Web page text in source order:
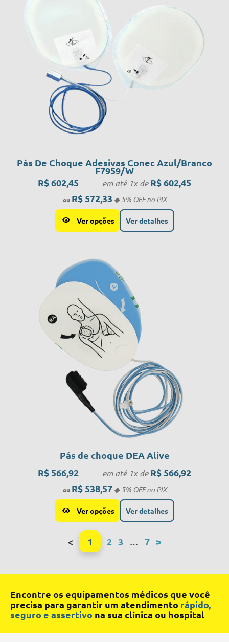
Pás De Choque Adesivas Conec Azul/Branco
F7959/W
R$602,45 em até 1x deR$602,45
R$572,33
Ver opções Ver detalhes
Pás de choque DEA Alive
R$ 566,92 em até 1x deR$ 566,92
R$538,57
Ver opções Ver detalhes
< 1 2 3 … 7 >
Encontre os equipamentos médicos que você
precisa para garantir um atendimento rápido,
seguro e assertivo na sua clínica ou hospital